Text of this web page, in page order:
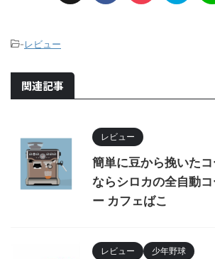
-レビュー
関連記事
レビュー
簡単に豆から挽いた
ならシロカの全自動
ー カフェばこ
レビュー 少年野球